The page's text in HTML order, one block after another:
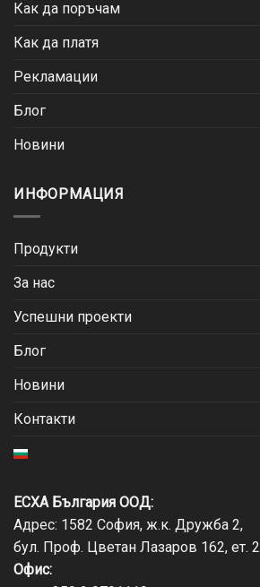
Как да поръчам
Как да платя
Рекламации
Блог
Новини
ИНФОРМАЦИЯ
Продукти
За нас
Успешни проекти
Блог
Новини
Контакти
ЕСХА България ООД:
Адрес: 1582 София, ж.к. Дружба 2,
бул. Проф. Цветан Лазаров 162, ет. 2
Офис: